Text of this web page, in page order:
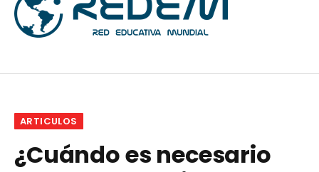
ARTICULOS
¿Cuándo es necesario